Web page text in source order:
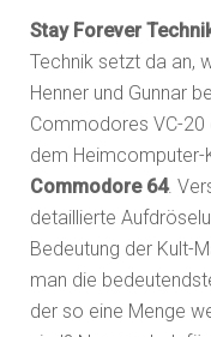
Stay Forever
Technik setzt da an,
Henner und Gunnar
Commodores VC-20
dem Heimcomputer-
Commodore 64.
detaillierte
Bedeutung der Kult-
man die
der so eine Menge